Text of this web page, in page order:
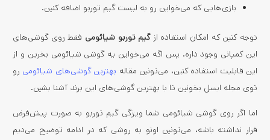
بازی‌هایی که می‌خواین رو به لیست گیم توربو اضافه کنین.
توجه کنین که امکان استفاده از گیم توربو شیائومی فقط روی گوشی‌های
این کمپانی وجود داره. پس اگه می‌خواین یه گوشی شیائومی بخرین و از
این قابلیت استفاده کنین، می‌تونین مقاله بهترین گوشی‌های شیائومی رو
توی مجله ایسل بخونین تا با بهترین گوشی‌های این برند آشنا بشین.
اما اگر روی گوشی شیائومی شما ویژگی گیم توربو به صورت پیش‌فرض
قرار نداشته باشه، می‌تونین اونو به روشی که در ادامه توضیح می‌دیم